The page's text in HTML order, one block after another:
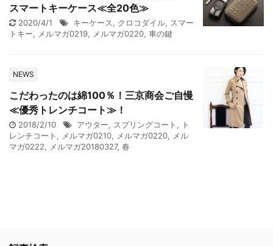
スマートキーケース≪全20色≫
2020/4/1 キーケース, クロコダイル, スマー
トキー, メルマガ0219, メルマガ0220, 車の鍵
NEWS
こだわったのは綿100％！三京商会ご自慢
≪優秀トレンチコート≫！
2018/2/10 アウター, スプリングコート , ト
レンチコート , メルマガ0210, メルマガ0220, メル
マガ0222, メルマガ20180327, 春